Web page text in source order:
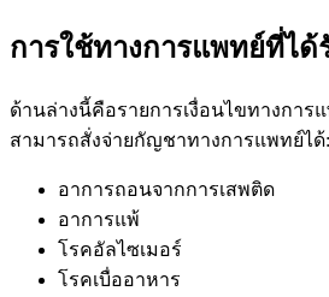
การใช้ทางการแพทย์ที่ไ
ด้านล่างนี้คือรายการเงื่อนไขทางกา
สามารถสั่งจ่ายกัญชาทางการแพทย์ได้:
อาการถอนจากการเสพติด
อาการแพ้
โรคอัลไซเมอร์
โรคเบื่ออาหาร